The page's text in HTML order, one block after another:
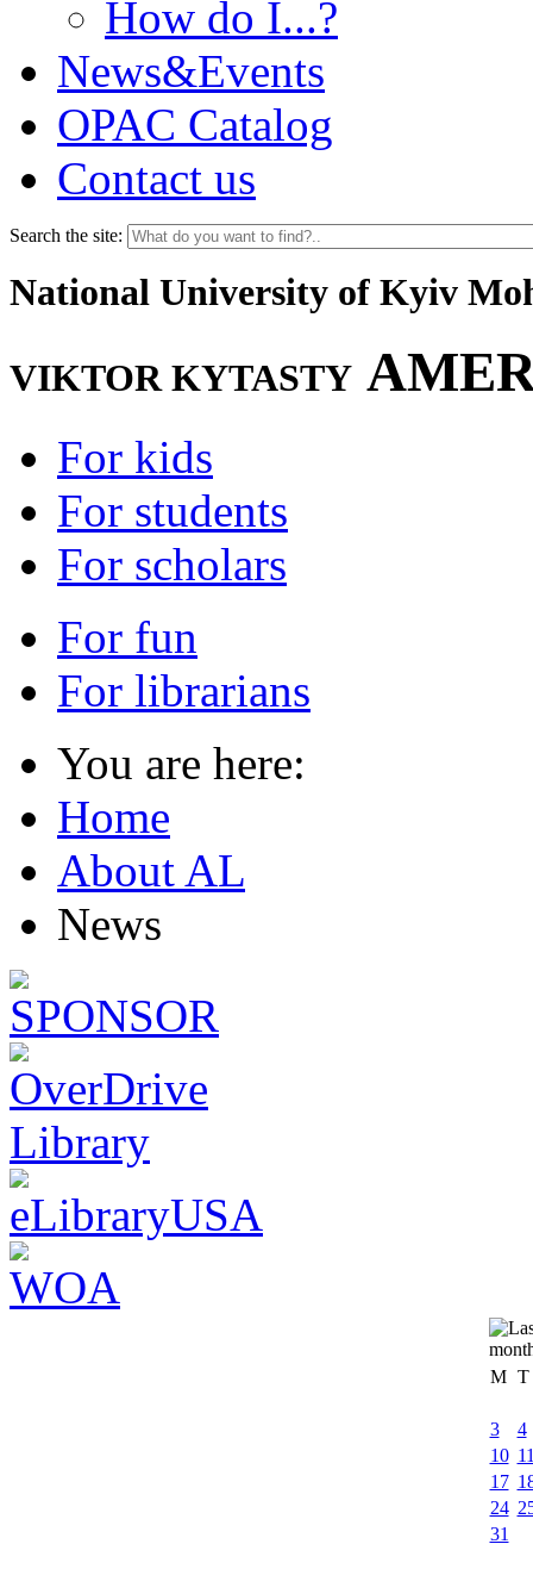
How do I...?
News&Events
OPAC Catalog
Contact us
Search the site:
National University of Kyiv
VIKTOR KYTASTY
For kids
For students
For scholars
For fun
For librarians
You are here:
Home
About AL
News
M T
3
4
10
17
24
31